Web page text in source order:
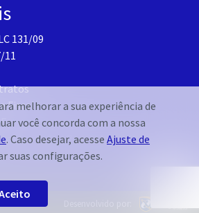
131/09
11
Fiscal
- Setor Pessoal
melhorar a sua experiência de
você concorda com a nossa
. Caso desejar, acesse Ajuste de
suas configurações.